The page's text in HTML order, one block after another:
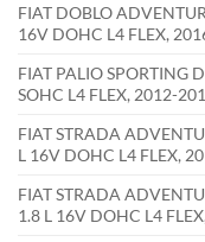
FIAT DOBLO
16V DOHC L4 FLEX,
FIAT PALIO SPORTING
SOHC L4 FLEX, 2012-
FIAT STRADA
L 16V DOHC L4 FLEX,
FIAT STRADA
1.8 L 16V DOHC L4